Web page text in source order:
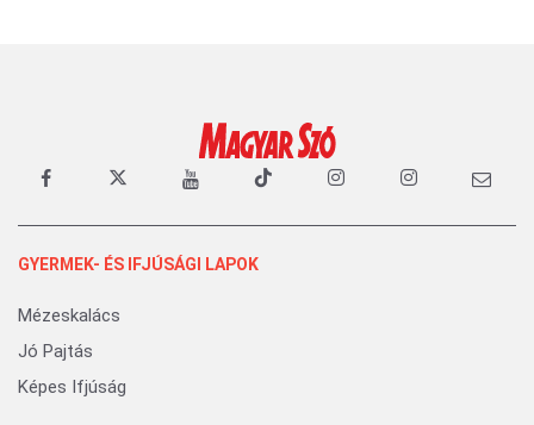
GYERMEK- ÉS IFJÚSÁGI LAPOK
Mézeskalács
Jó Pajtás
Képes Ifjúság